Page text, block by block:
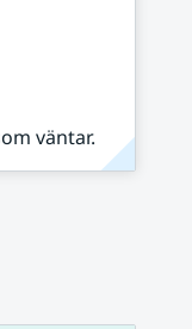
väntar.